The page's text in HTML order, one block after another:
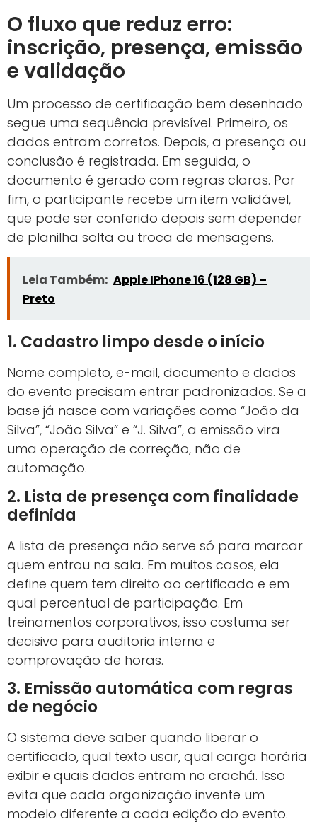
O fluxo que reduz erro:
inscrição, presença, emissão
e validação
Um processo de certificação bem desenhado
segue uma sequência previsível. Primeiro, os
dados entram corretos. Depois, a presença ou
conclusão é registrada. Em seguida, o
documento é gerado com regras claras. Por
fim, o participante recebe um item validável,
que pode ser conferido depois sem depender
de planilha solta ou troca de mensagens.
Leia Também: Apple IPhone 16 (128 GB) –
Preto
1. Cadastro limpo desde o início
Nome completo, e-mail, documento e dados
do evento precisam entrar padronizados. Se a
base já nasce com variações como “João da
Silva”, “João Silva” e “J. Silva”, a emissão vira
uma operação de correção, não de
automação.
2. Lista de presença com finalidade
definida
A lista de presença não serve só para marcar
quem entrou na sala. Em muitos casos, ela
define quem tem direito ao certificado e em
qual percentual de participação. Em
treinamentos corporativos, isso costuma ser
decisivo para auditoria interna e
comprovação de horas.
3. Emissão automática com regras
de negócio
O sistema deve saber quando liberar o
certificado, qual texto usar, qual carga horária
exibir e quais dados entram no crachá. Isso
evita que cada organização invente um
modelo diferente a cada edição do evento.